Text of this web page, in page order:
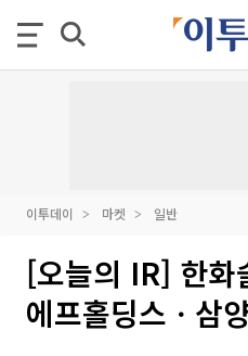
이투데이 마켓 일반
[오늘의 IR] 한화
에프홀딩스ㆍ삼